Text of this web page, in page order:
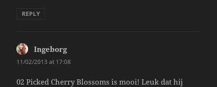
REPLY
Ingeborgsays:
11/02/2013 at 17:08
02 Picked Cherry Blossoms is mooi! Leuk dat hij